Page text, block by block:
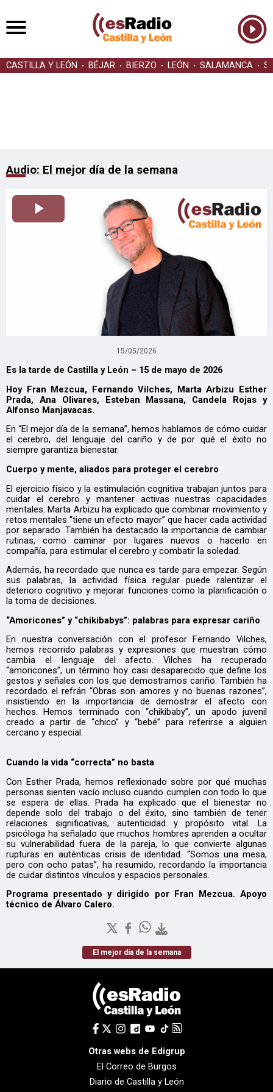
CASTILLA Y LEÓN BÉJAR BIERZO LEÓN SALAMANCA
Audio: El mejor día de la semana
Reproducir
15/05/2026
Es la tarde de Castilla y León – 15 de mayo de 2026
Hoy Fran Mezcua, Fernando Vilches, Marta Arbizu Esther
Prada, Ana Olivares, Esteban Massana, Candela Rojas y
Alfonso Manjavacas.
En “El mejor día de la semana”, hemos hablamos de cómo cuidar
el cerebro, del lenguaje del cariño y de por qué el éxito no
siempre garantiza bienestar.
Cuerpo y mente, aliados para proteger el cerebro
El ejercicio físico y la estimulación cognitiva trabajan juntos para
cuidar el cerebro y mantener activas nuestras capacidades
mentales. Marta Arbizu ha explicado que combinar movimiento y
retos mentales “tiene un efecto mayor” que hacer cada actividad
por separado. También ha destacado la importancia de cambiar
rutinas, como caminar por lugares nuevos o hacerlo en
compañía, para estimular el cerebro y combatir la soledad.
Además, ha recordado que nunca es tarde para empezar. Según
sus palabras, la actividad física regular puede ralentizar el
deterioro cognitivo y mejorar funciones como la planificación o
la toma de decisiones.
“Amoricones” y “chikibabys”: palabras para expresar cariño
En nuestra conversación con el profesor Fernando Vilches,
hemos recorrido palabras y expresiones que muestran cómo
cambia el lenguaje del afecto. Vilches ha recuperado
“amoricones”, un término hoy casi desaparecido que define los
gestos y señales con los que demostramos cariño. También ha
recordado el refrán “Obras son amores y no buenas razones”,
insistiendo en la importancia de demostrar el afecto con
hechos. Hemos terminado con “chikibaby”, un apodo juvenil
creado a partir de “chico” y “bebé” para referirse a alguien
cercano y especial.
Cuando la vida “correcta” no basta
Con Esther Prada, hemos reflexionado sobre por qué muchas
personas sienten vacío incluso cuando cumplen con todo lo que
se espera de ellas. Prada ha explicado que el bienestar no
depende solo del trabajo o del éxito, sino también de tener
relaciones significativas, autenticidad y propósito vital. La
psicóloga ha señalado que muchos hombres aprenden a ocultar
su vulnerabilidad fuera de la pareja, lo que convierte algunas
rupturas en auténticas crisis de identidad. “Somos una mesa,
pero con ocho patas”, ha resumido, recordando la importancia
de cuidar distintos vínculos y espacios personales.
Programa presentado y dirigido por Fran Mezcua. Apoyo
técnico de Álvaro Calero.
El mejor día de la semana
Otras webs de Edigrup
El Correo de Burgos
Diario de Castilla y León